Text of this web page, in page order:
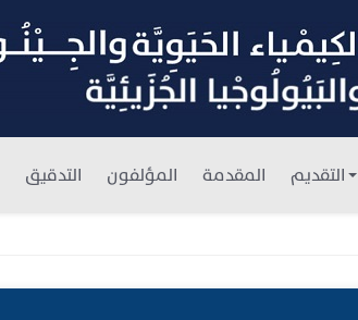
التقديم المقدمة المؤلفون التدقيق